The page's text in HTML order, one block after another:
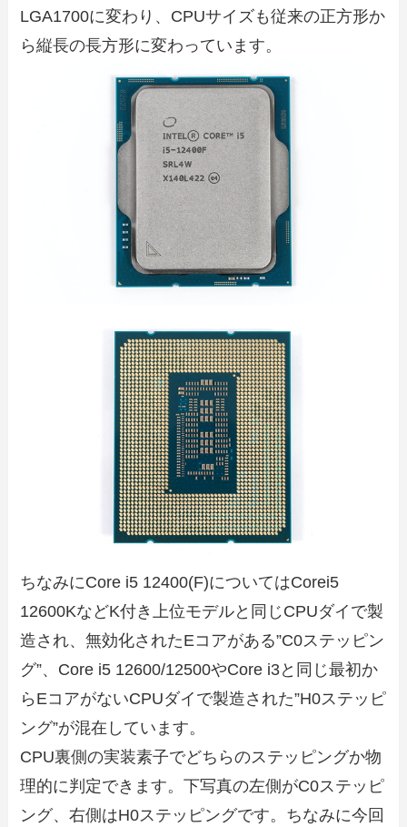
LGA1700に変わり、CPUサイズも従来の正方形か
ら縦長の長方形に変わっています。
ちなみにCore i5 12400(F)についてはCorei5
12600KなどK付き上位モデルと同じCPUダイで製
造され、無効化されたEコアがある”C0ステッピン
グ”、Core i5 12600/12500やCore i3と同じ最初か
らEコアがないCPUダイで製造された”H0ステッピ
ング”が混在しています。
CPU裏側の実装素子でどちらのステッピングか物
理的に判定できます。下写真の左側がC0ステッピ
ング、右側はH0ステッピングです。ちなみに今回